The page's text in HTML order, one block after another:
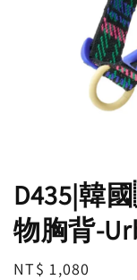
D435|韓
物胸背-
Regular
NT$ 1,080